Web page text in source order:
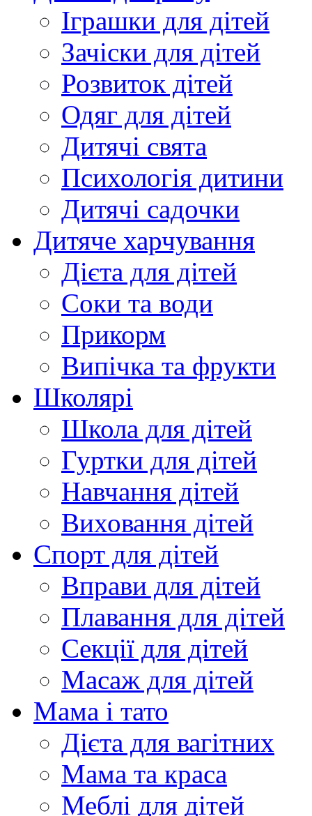
Іграшки для дітей
Зачіски для дітей
Розвиток дітей
Одяг для дітей
Дитячі свята
Психологія дитини
Дитячі садочки
Дитяче харчування
Дієта для дітей
Соки та води
Прикорм
Випічка та фрукти
Школярі
Школа для дітей
Гуртки для дітей
Навчання дітей
Виховання дітей
Спорт для дітей
Вправи для дітей
Плавання для дітей
Секції для дітей
Масаж для дітей
Мама і тато
Дієта для вагітних
Мама та краса
Меблі для дітей